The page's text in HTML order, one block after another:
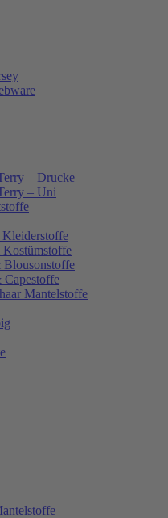
– Drucke
– Uni
Blousonstoffe
Mantelstoffe